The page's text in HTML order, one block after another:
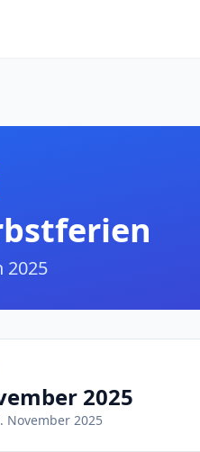
2025
2025
November 2025